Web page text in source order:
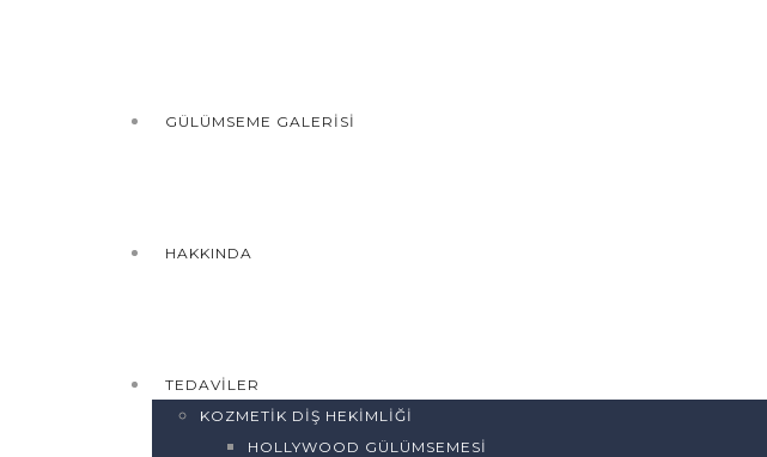
GÜLÜMSEME GALERISI
HAKKINDA
TEDAVILER
KOZMETIK DIŞ HEKIMLIĞI
HOLLYWOOD GÜLÜMSEMESI